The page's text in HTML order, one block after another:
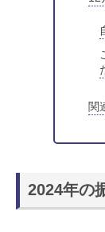
関
2024年の